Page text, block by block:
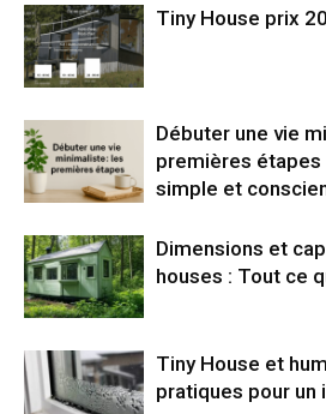
Tiny House prix
Débuter une vie
premières étapes
simple et
Dimensions et
houses : Tout ce
Tiny House et
pratiques pour un